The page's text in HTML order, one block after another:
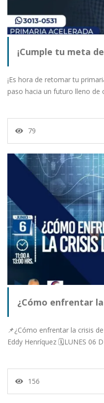
¡Cumple tu meta
¡Es hora de retomar tu
paso hacia un futuro lleno de
79
¿Cómo enfrentar
📌¿Cómo enfrentar la crisis
Eddy Henríquez 🗓️LUNES 06
156